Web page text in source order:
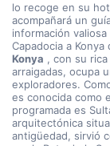
lo recoge en su
acompañará un
información
Capadocia a
Konya , con su
arraigadas, ocupa
exploradores.
es conocida como
programada es
arquitectónica
antigüedad, sirvió